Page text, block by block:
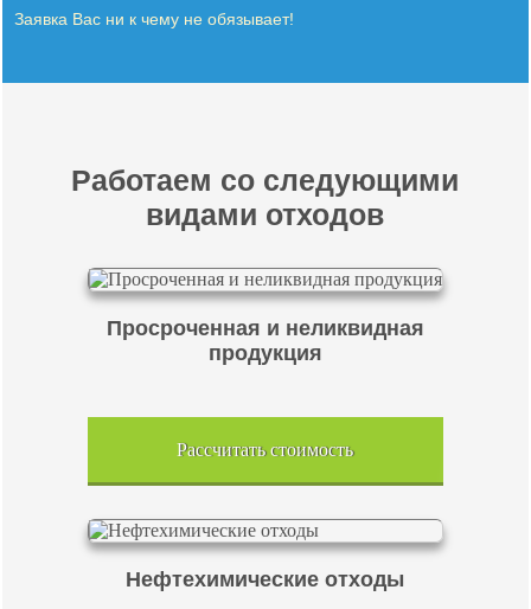
Заявка Вас ни к чему не обязывает!
Работаем со следующими
видами отходов
Просроченная и неликвидная
продукция
Рассчитать стоимость
Нефтехимические отходы